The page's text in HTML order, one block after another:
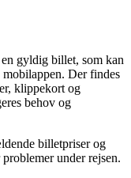
gyldig billet, som kan
Der findes
klippekort og
behov og
billetpriser og
under rejsen.